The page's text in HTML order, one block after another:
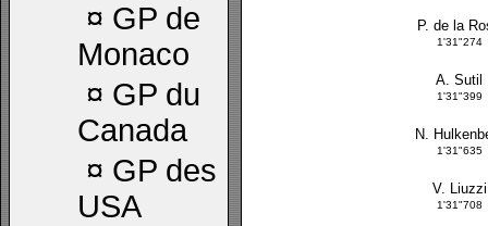
¤ GP de
Monaco
¤ GP du
Canada
¤ GP des
USA
P. de la
1'31"274
A. Sutil
1'31"399
N.
1'31"635
V. Liuzzi
1'31"708